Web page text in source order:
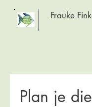
Frauke
Plan je